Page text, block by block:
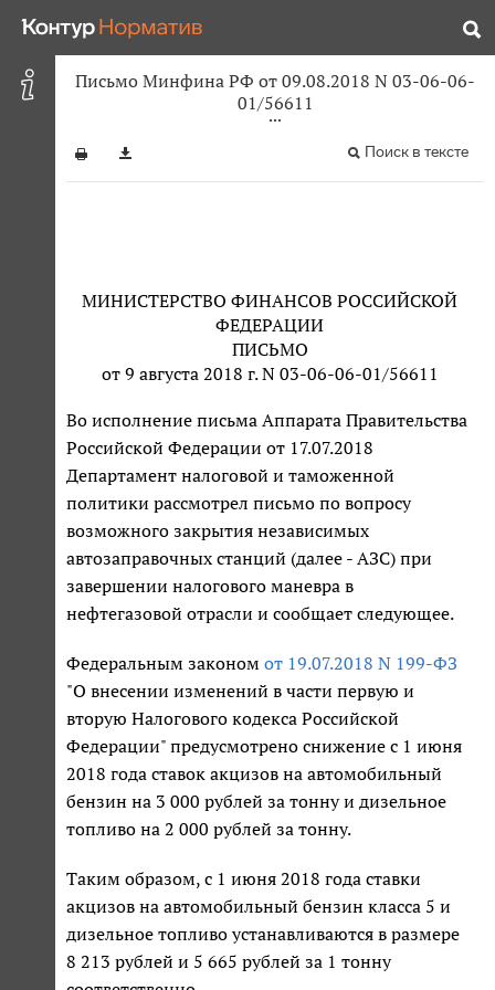
Письмо Минфина РФ от 09.08.2018 N 03-06-06-
01/56611
Поиск в тексте
МИНИСТЕРСТВО ФИНАНСОВ РОССИЙСКОЙ
ФЕДЕРАЦИИ
ПИСЬМО
от 9 августа 2018 г. N 03-06-06-01/56611
Во исполнение письма Аппарата Правительства
Российской Федерации от 17.07.2018
Департамент налоговой и таможенной
политики рассмотрел письмо по вопросу
возможного закрытия независимых
автозаправочных станций (далее - АЗС) при
завершении налогового маневра в
нефтегазовой отрасли и сообщает следующее.
Федеральным законом от 19.07.2018 N 199-ФЗ
"О внесении изменений в части первую и
вторую Налогового кодекса Российской
Федерации" предусмотрено снижение с 1 июня
2018 года ставок акцизов на автомобильный
бензин на 3 000 рублей за тонну и дизельное
топливо на 2 000 рублей за тонну.
Таким образом, с 1 июня 2018 года ставки
акцизов на автомобильный бензин класса 5 и
дизельное топливо устанавливаются в размере
8 213 рублей и 5 665 рублей за 1 тонну